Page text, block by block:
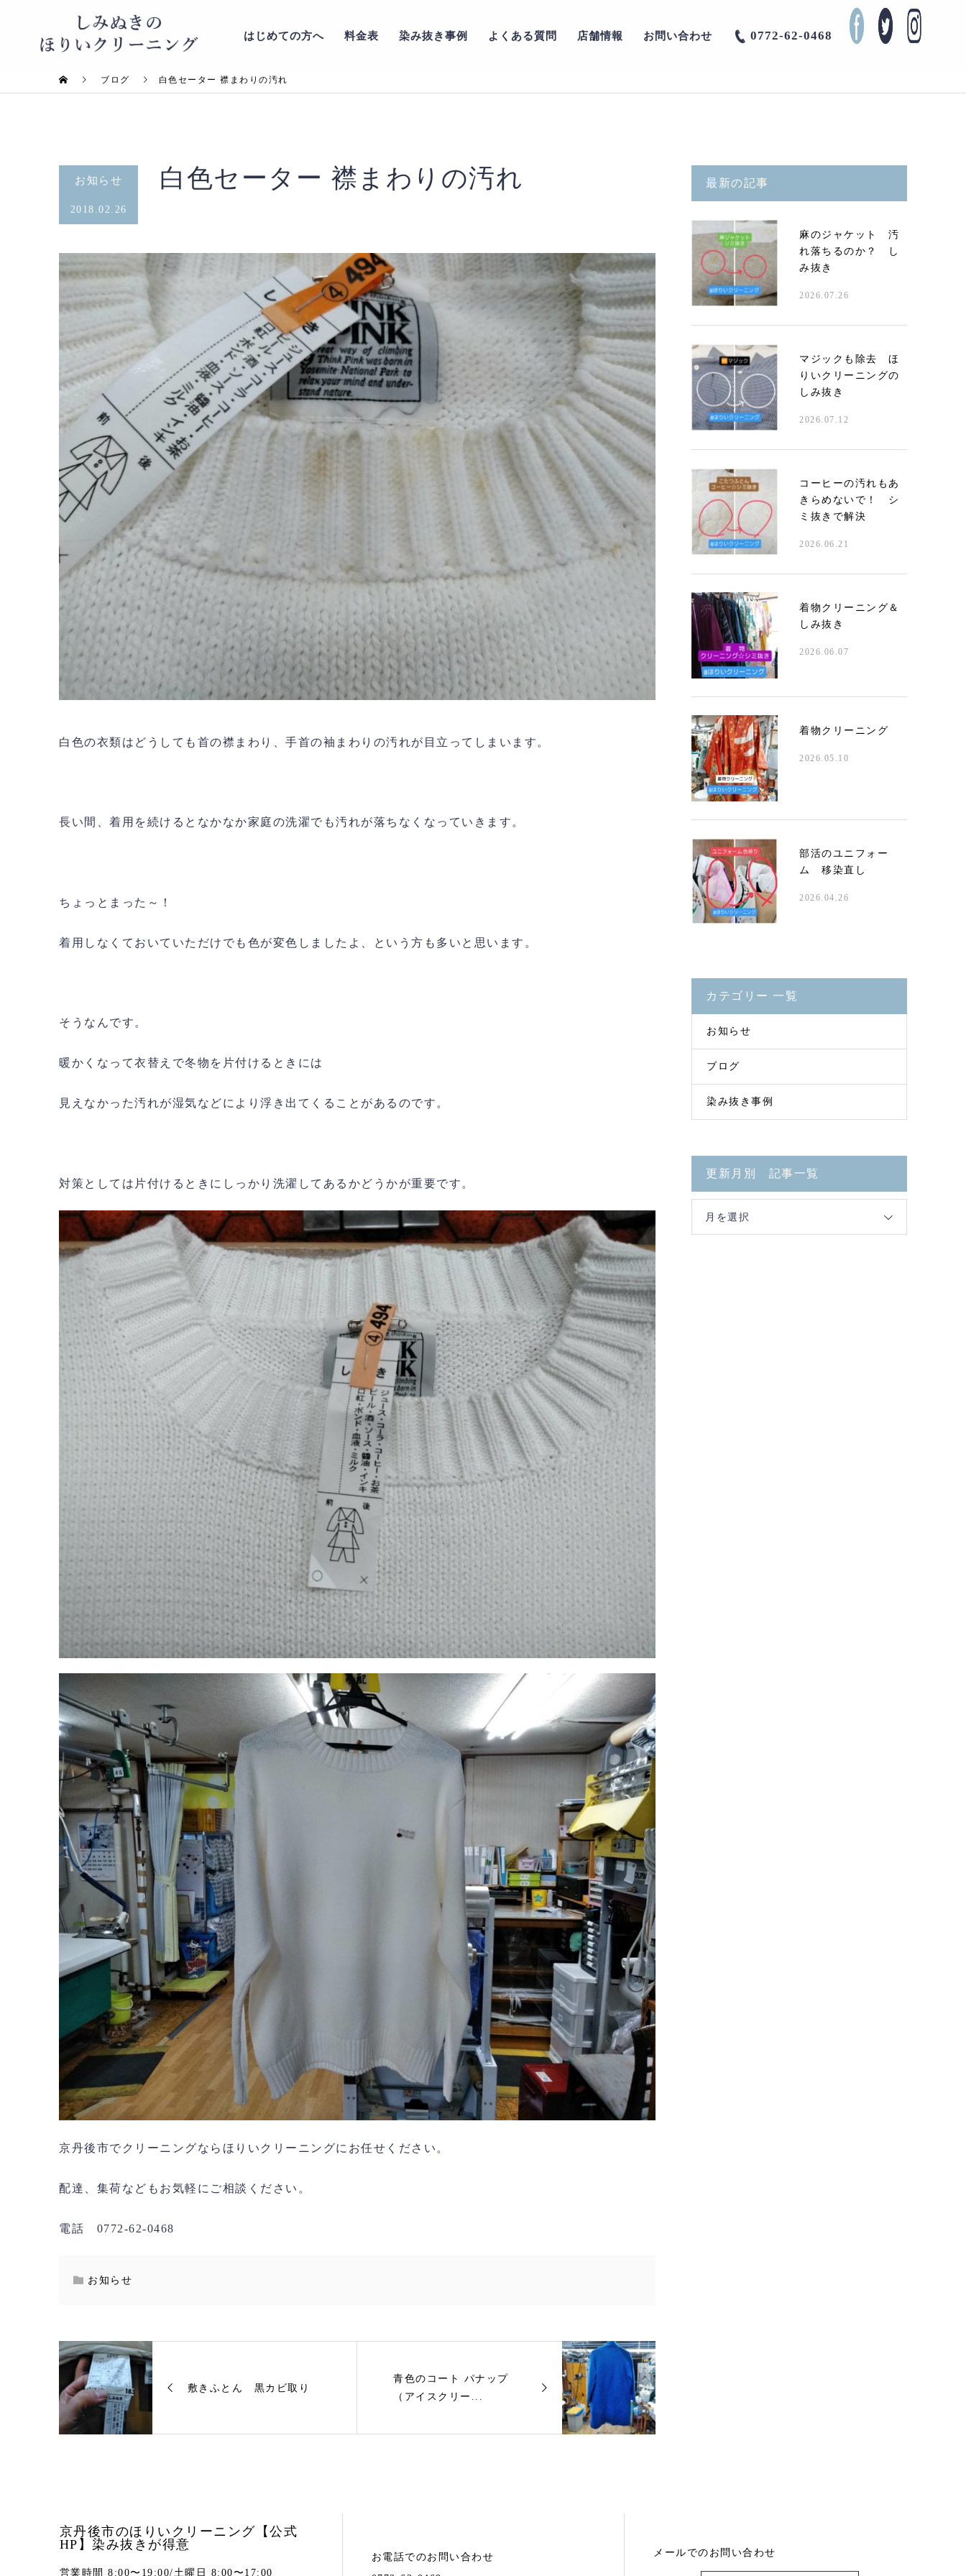
はじめての方へ 料金表 染み抜き事例 よくある質問 店舗情報 お問い合わせ 0772-62-0468
ブログ 白色セーター 襟まわりの汚れ
お知らせ
2018.02.26
白色セーター 襟まわりの汚れ
白色の衣類はどうしても首の襟まわり、手首の袖まわりの汚れが目立ってしまいます。
長い間、着用を続けるとなかなか家庭の洗濯でも汚れが落ちなくなっていきます。
ちょっとまった～！
着用しなくておいていただけでも色が変色しましたよ、という方も多いと思います。
そうなんです。
暖かくなって衣替えで冬物を片付けるときには
見えなかった汚れが湿気などにより浮き出てくることがあるのです。
対策としては片付けるときにしっかり洗濯してあるかどうかが重要です。
京丹後市でクリーニングならほりいクリーニングにお任せください。
配達、集荷などもお気軽にご相談ください。
電話 0772-62-0468
お知らせ
敷きふとん 黒カビ取り
青色のコート パナップ
（アイスクリー...
最新の記事
麻のジャケット 汚
れ落ちるのか？ し
み抜き
2026.07.26
マジックも除去 ほ
りいクリーニングの
しみ抜き
2026.07.12
コーヒーの汚れもあ
きらめないで！ シ
ミ抜きで解決
2026.06.21
着物クリーニング＆
しみ抜き
2026.06.07
着物クリーニング
2026.05.10
部活のユニフォー
ム 移染直し
2026.04.26
カテゴリー 一覧
お知らせ
ブログ
染み抜き事例
更新月別 記事一覧
月を選択
京丹後市のほりいクリーニング【公式
HP】染み抜きが得意
営業時間 8:00〜19:00/土曜日 8:00〜17:00
お電話でのお問い合わせ
メールでのお問い合わせ